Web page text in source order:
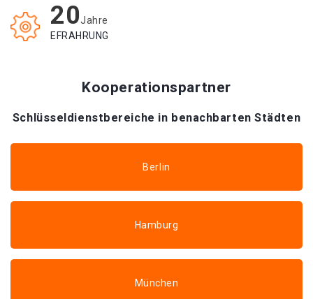
20Jahre
EFRAHRUNG
Kooperationspartner
Schlüsseldienstbereiche in benachbarten Städten
Berlin
Hamburg
München